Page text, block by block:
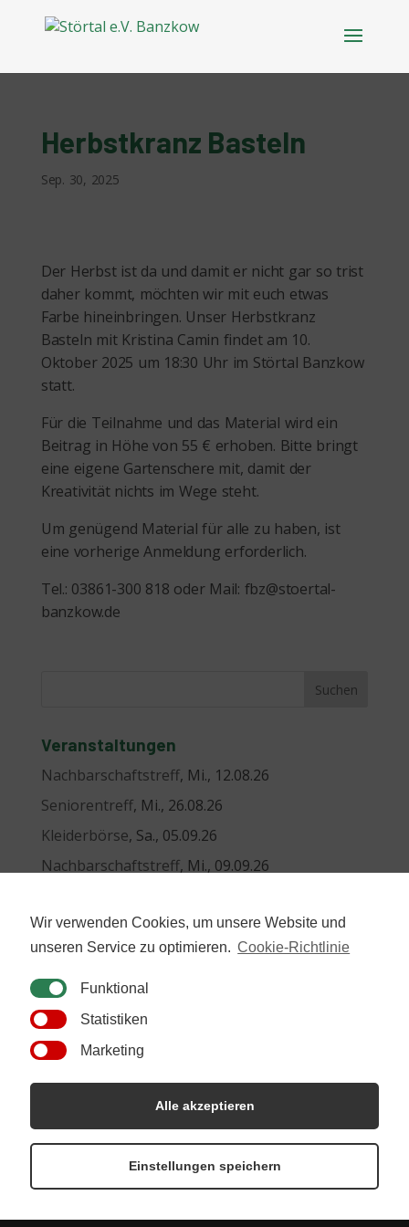
Wir verwenden Cookies, um unsere Website und
unseren Service zu optimieren. Cookie-Richtlinie
Funktional
Statistiken
Marketing
Alle akzeptieren
Einstellungen speichern
Herbstkranz Basteln
Sep. 30, 2025
Der Herbst ist da und damit er nicht gar so trist
daher kommt, möchten wir mit euch etwas
Farbe hineinbringen. Unser Herbstkranz
Basteln mit Kristina Camin findet am 10.
Oktober 2025 um 18:30 Uhr im Störtal Banzkow
statt.
Für die Teilnahme und das Material wird ein
Beitrag in Höhe von 55 € erhoben. Bitte bringt
eine eigene Gartenschere mit, damit der
Kreativität nichts im Wege steht.
Um genügend Material für alle zu haben, ist
eine vorherige Anmeldung erforderlich.
Tel.: 03861-300 818 oder Mail: fbz@stoertal-
banzkow.de
Veranstaltungen
Nachbarschaftstreff, Mi., 12.08.26
Seniorentreff, Mi., 26.08.26
Kleiderbörse, Sa., 05.09.26
Nachbarschaftstreff, Mi., 09.09.26
Neueste Beiträge
Sommercafé 2026
Ferienspiele Sommer 2026
Frieden – Wie geht das?
Frauentagsfeier Impressionen
Störtal e. V. Banzkow © 2019 ·Impressum·